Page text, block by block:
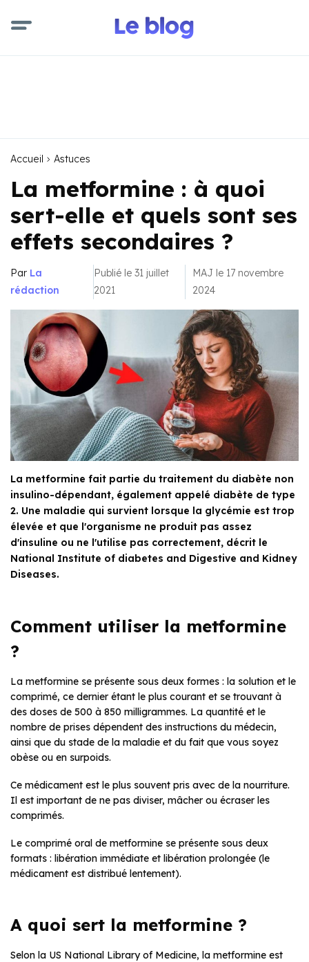
Accueil Astuces
La metformine : à quoi
sert-elle et quels sont ses
effets secondaires ?
Par La
rédaction
Publié le 31 juillet
2021
MAJ le 17 novembre
2024
La metformine fait partie du traitement du diabète non
insulino-dépendant, également appelé diabète de type
2. Une maladie qui survient lorsque la glycémie est trop
élevée et que l'organisme ne produit pas assez
d'insuline ou ne l'utilise pas correctement, décrit le
National Institute of diabetes and Digestive and Kidney
Diseases.
Comment utiliser la metformine
?
La metformine se présente sous deux formes : la solution et le
comprimé, ce dernier étant le plus courant et se trouvant à
des doses de 500 à 850 milligrammes. La quantité et le
nombre de prises dépendent des instructions du médecin,
ainsi que du stade de la maladie et du fait que vous soyez
obèse ou en surpoids.
Ce médicament est le plus souvent pris avec de la nourriture.
Il est important de ne pas diviser, mâcher ou écraser les
comprimés.
Le comprimé oral de metformine se présente sous deux
formats : libération immédiate et libération prolongée (le
médicament est distribué lentement).
A quoi sert la metformine ?
Selon la US National Library of Medicine, la metformine est